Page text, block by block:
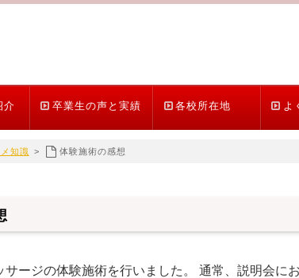
介 卒業生の声と実績 各校所在地 よ
知識 > 体験施術の感想
サージの体験施術を行いました。 通常、説明会に